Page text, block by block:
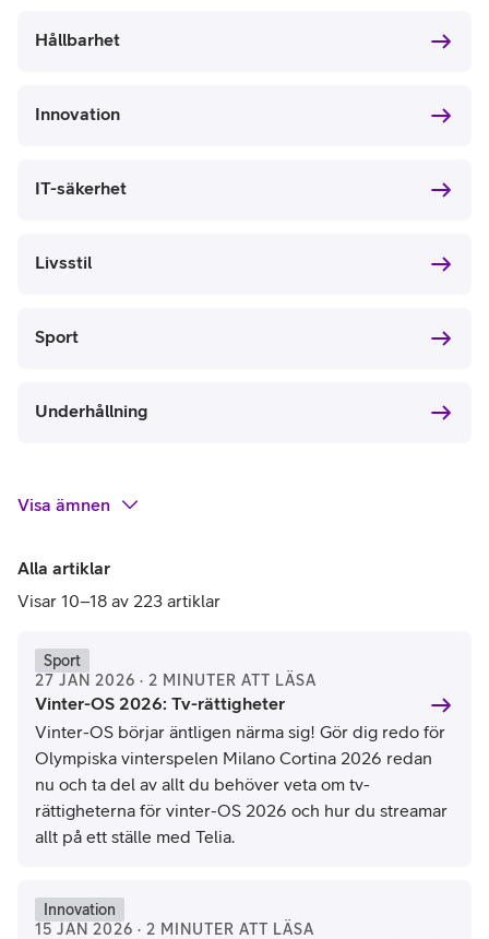
Hållbarhet
Innovation
IT-säkerhet
Livsstil
Sport
Underhållning
Visa ämnen
Alla artiklar
Visar 10–18 av 223 artiklar
Sport
27 JAN 2026 · 2 MINUTER ATT LÄSA
Vinter-OS 2026: Tv-rättigheter
Vinter-OS börjar äntligen närma sig! Gör dig redo för
Olympiska vinterspelen Milano Cortina 2026 redan
nu och ta del av allt du behöver veta om tv-
rättigheterna för vinter-OS 2026 och hur du streamar
allt på ett ställe med Telia.
Innovation
15 JAN 2026 · 2 MINUTER ATT LÄSA